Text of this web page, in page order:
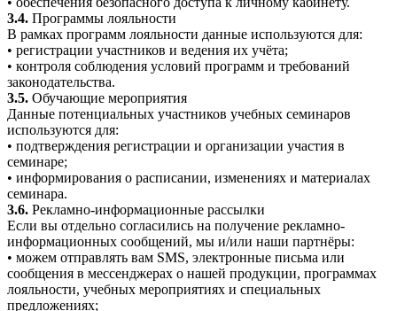
3.4. Программы лояльности
В рамках программ лояльности данные используются для:
• регистрации участников и ведения их учёта;
• контроля соблюдения условий программ и требований
законодательства.
3.5. Обучающие мероприятия
Данные потенциальных участников учебных семинаров
используются для:
• подтверждения регистрации и организации участия в
семинаре;
• информирования о расписании, изменениях и материалах
семинара.
3.6. Рекламно-информационные рассылки
Если вы отдельно согласились на получение рекламно-
информационных сообщений, мы и/или наши партнёры:
• можем отправлять вам SMS, электронные письма или
сообщения в мессенджерах о нашей продукции, программах
лояльности, учебных мероприятиях и специальных
предложениях;